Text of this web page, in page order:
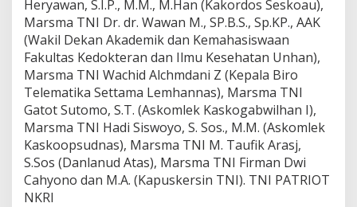
Heryawan, S.I.P., M.M., M.Han (Kakordos Seskoau),
Marsma TNI Dr. dr. Wawan M., SP.B.S., Sp.KP., AAK
(Wakil Dekan Akademik dan Kemahasiswaan
Fakultas Kedokteran dan Ilmu Kesehatan Unhan),
Marsma TNI Wachid Alchmdani Z (Kepala Biro
Telematika Settama Lemhannas), Marsma TNI
Gatot Sutomo, S.T. (Askomlek Kaskogabwilhan I),
Marsma TNI Hadi Siswoyo, S. Sos., M.M. (Askomlek
Kaskoopsudnas), Marsma TNI M. Taufik Arasj,
S.Sos (Danlanud Atas), Marsma TNI Firman Dwi
Cahyono dan M.A. (Kapuskersin TNI). TNI PATRIOT
NKRI